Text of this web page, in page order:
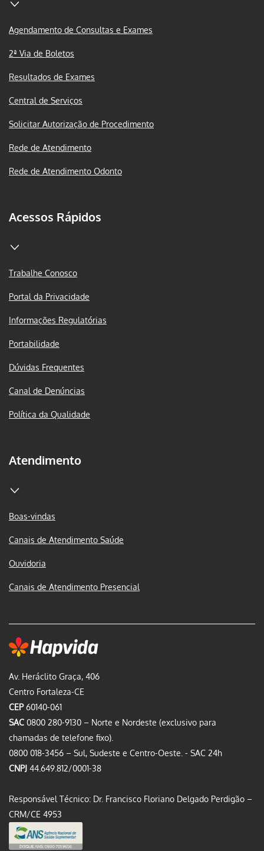
Av. Heráclito Graça, 406
Centro Fortaleza-CE
CEP60140-061
SAC 0800 280-9130 – Norte e Nordeste (exclusivo para
chamadas de telefone fixo).
0800 018-3456 – Sul, Sudeste e Centro-Oeste. - SAC 24h
CNPJ 44.649.812/0001-38
Responsável Técnico: Dr. Francisco Floriano Delgado Perdigão –
CRM/CE 4953
Agendamento de Consultas e Exames
2ª Via de Boletos
Resultados de Exames
Central de Serviços
Solicitar Autorização de Procedimento
Rede de Atendimento
Rede de Atendimento Odonto
Acessos Rápidos
Trabalhe Conosco
Portal da Privacidade
Informações Regulatórias
Portabilidade
Dúvidas Frequentes
Canal de Denúncias
Política da Qualidade
Atendimento
Boas-vindas
Canais de Atendimento Saúde
Ouvidoria
Canais de Atendimento Presencial